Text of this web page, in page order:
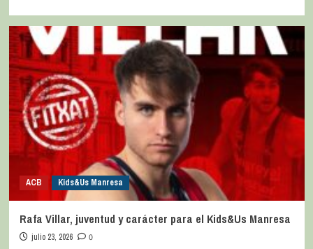
ACB Kids&Us Manresa
Rafa Villar, juventud y carácter para el Kids&Us Manresa
julio 23, 2026 0